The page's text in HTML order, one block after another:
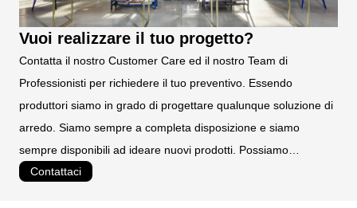
Vuoi realizzare il tuo progetto?
Contatta il nostro Customer Care ed il nostro Team di
Professionisti per richiedere il tuo preventivo. Essendo
produttori siamo in grado di progettare qualunque soluzione di
arredo. Siamo sempre a completa disposizione e siamo
sempre disponibili ad ideare nuovi prodotti. Possiamo
Contattaci